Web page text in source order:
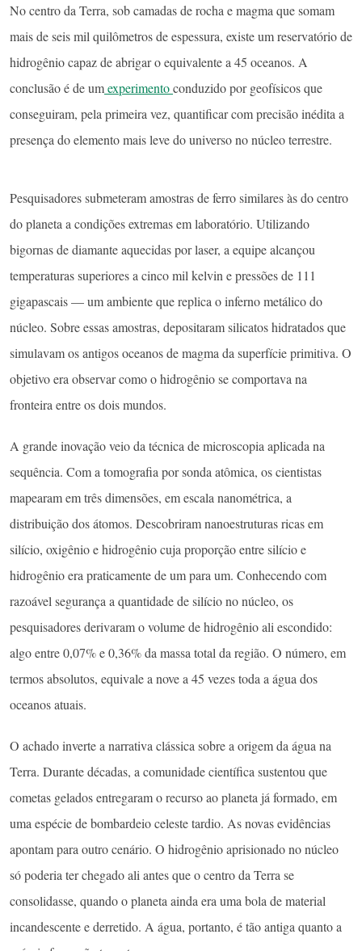
No centro da Terra, sob camadas de rocha e magma que somam
mais de seis mil quilômetros de espessura, existe um reservatório de
hidrogênio capaz de abrigar o equivalente a 45 oceanos. A
conclusão é de umexperimentoconduzido por geofísicos que
conseguiram, pela primeira vez, quantificar com precisão inédita a
presença do elemento mais leve do universo no núcleo terrestre.
Pesquisadores submeteram amostras de ferro similares às do centro
do planeta a condições extremas em laboratório. Utilizando
bigornas de diamante aquecidas por laser, a equipe alcançou
temperaturas superiores a cinco mil kelvin e pressões de 111
gigapascais — um ambiente que replica o inferno metálico do
núcleo. Sobre essas amostras, depositaram silicatos hidratados que
simulavam os antigos oceanos de magma da superfície primitiva. O
objetivo era observar como o hidrogênio se comportava na
fronteira entre os dois mundos.
A grande inovação veio da técnica de microscopia aplicada na
sequência. Com a tomografia por sonda atômica, os cientistas
mapearam em três dimensões, em escala nanométrica, a
distribuição dos átomos. Descobriram nanoestruturas ricas em
silício, oxigênio e hidrogênio cuja proporção entre silício e
hidrogênio era praticamente de um para um. Conhecendo com
razoável segurança a quantidade de silício no núcleo, os
pesquisadores derivaram o volume de hidrogênio ali escondido:
algo entre 0,07% e 0,36% da massa total da região. O número, em
termos absolutos, equivale a nove a 45 vezes toda a água dos
oceanos atuais.
O achado inverte a narrativa clássica sobre a origem da água na
Terra. Durante décadas, a comunidade científica sustentou que
cometas gelados entregaram o recurso ao planeta já formado, em
uma espécie de bombardeio celeste tardio. As novas evidências
apontam para outro cenário. O hidrogênio aprisionado no núcleo
só poderia ter chegado ali antes que o centro da Terra se
consolidasse, quando o planeta ainda era uma bola de material
incandescente e derretido. A água, portanto, é tão antiga quanto a